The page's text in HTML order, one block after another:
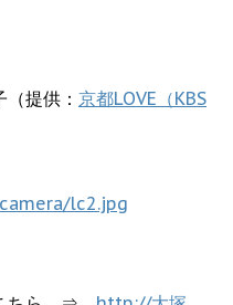
提供： 京都LOVE（KBS
lc2.jpg